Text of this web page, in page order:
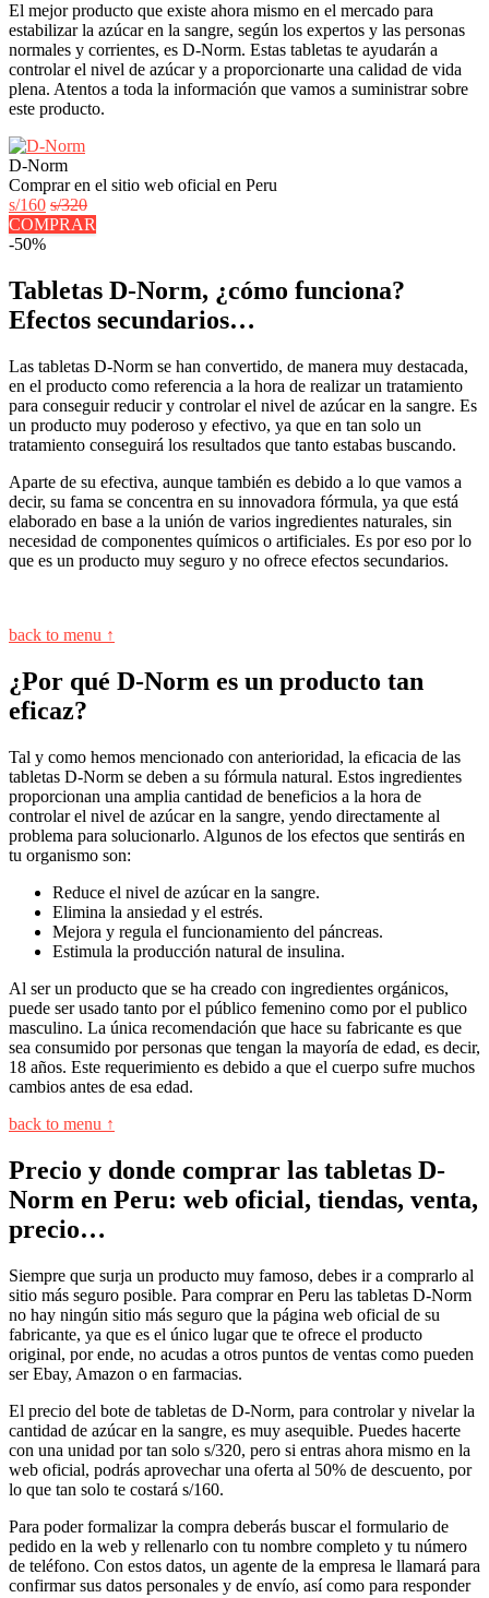
El mejor producto que existe ahora mismo en el mercado para
estabilizar la azúcar en la sangre, según los expertos y las personas
normales y corrientes, es D-Norm. Estas tabletas te ayudarán a
controlar el nivel de azúcar y a proporcionarte una calidad de vida
plena. Atentos a toda la información que vamos a suministrar sobre
este producto.
D-Norm
Comprar en el sitio web oficial en Peru
s/160 s/320
COMPRAR
-50%
Tabletas D-Norm, ¿cómo funciona?
Efectos secundarios…
Las tabletas D-Norm se han convertido, de manera muy destacada,
en el producto como referencia a la hora de realizar un tratamiento
para conseguir reducir y controlar el nivel de azúcar en la sangre. Es
un producto muy poderoso y efectivo, ya que en tan solo un
tratamiento conseguirá los resultados que tanto estabas buscando.
Aparte de su efectiva, aunque también es debido a lo que vamos a
decir, su fama se concentra en su innovadora fórmula, ya que está
elaborado en base a la unión de varios ingredientes naturales, sin
necesidad de componentes químicos o artificiales. Es por eso por lo
que es un producto muy seguro y no ofrece efectos secundarios.
back to menu ↑
¿Por qué D-Norm es un producto tan
eficaz?
Tal y como hemos mencionado con anterioridad, la eficacia de las
tabletas D-Norm se deben a su fórmula natural. Estos ingredientes
proporcionan una amplia cantidad de beneficios a la hora de
controlar el nivel de azúcar en la sangre, yendo directamente al
problema para solucionarlo. Algunos de los efectos que sentirás en
tu organismo son:
Reduce el nivel de azúcar en la sangre.
Elimina la ansiedad y el estrés.
Mejora y regula el funcionamiento del páncreas.
Estimula la producción natural de insulina.
Al ser un producto que se ha creado con ingredientes orgánicos,
puede ser usado tanto por el público femenino como por el publico
masculino. La única recomendación que hace su fabricante es que
sea consumido por personas que tengan la mayoría de edad, es decir,
18 años. Este requerimiento es debido a que el cuerpo sufre muchos
cambios antes de esa edad.
back to menu ↑
Precio y donde comprar las tabletas D-
Norm en Peru: web oficial, tiendas, venta,
precio…
Siempre que surja un producto muy famoso, debes ir a comprarlo al
sitio más seguro posible. Para comprar en Peru las tabletas D-Norm
no hay ningún sitio más seguro que la página web oficial de su
fabricante, ya que es el único lugar que te ofrece el producto
original, por ende, no acudas a otros puntos de ventas como pueden
ser Ebay, Amazon o en farmacias.
El precio del bote de tabletas de D-Norm, para controlar y nivelar la
cantidad de azúcar en la sangre, es muy asequible. Puedes hacerte
con una unidad por tan solo s/320, pero si entras ahora mismo en la
web oficial, podrás aprovechar una oferta al 50% de descuento, por
lo que tan solo te costará s/160.
Para poder formalizar la compra deberás buscar el formulario de
pedido en la web y rellenarlo con tu nombre completo y tu número
de teléfono. Con estos datos, un agente de la empresa le llamará para
confirmar sus datos personales y de envío, así como para responder